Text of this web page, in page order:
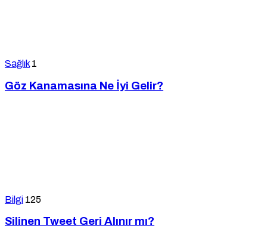
Sağlık 1
Göz Kanamasına Ne İyi Gelir?
Bilgi 125
Silinen Tweet Geri Alınır mı?